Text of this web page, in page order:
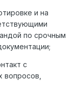
и на
по срочным
с
вопросов,